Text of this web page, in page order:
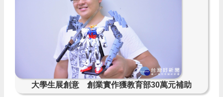
大學生展創意 創業實作獲教育部30萬元補助